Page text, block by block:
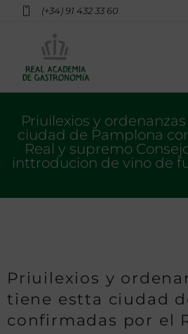
(+34) 91 432 33 60
Priuilexios y
ciudad de Pamplona
Real y supremo
inttroducion de vino de
Priuilexios y
tiene estta ciudad
confirmadas por el